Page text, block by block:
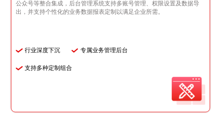
公众号等整合集成，后台管理系统支持多账号管理、权限设置及数据导
出，并支持个性化的业务数据报表定制以满足企业所需。
行业深度下沉 专属业务管理后台
支持多种定制组合